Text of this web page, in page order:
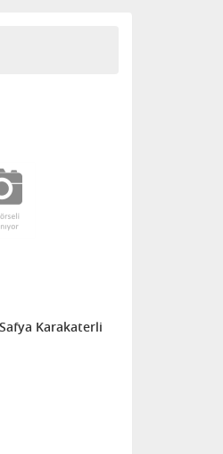
Karakaterli